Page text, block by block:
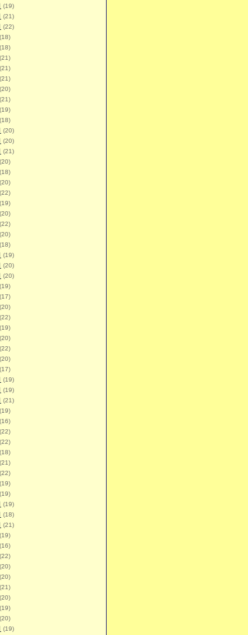
(19)
(21)
(22)
(18)
(18)
(21)
(21)
(21)
(20)
(21)
(19)
(18)
(20)
(20)
(21)
(20)
(18)
(20)
(22)
(19)
(20)
(22)
(20)
(18)
(19)
(20)
(20)
(19)
(17)
(20)
(22)
(19)
(20)
(22)
(20)
(17)
(19)
(19)
(21)
(19)
(16)
(22)
(22)
(18)
(21)
(22)
(19)
(19)
(19)
(18)
(21)
(19)
(16)
(22)
(20)
(20)
(21)
(20)
(19)
(20)
(19)